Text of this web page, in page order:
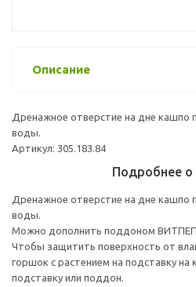
Описание
Дренажное отверстие на дне кашпо
воды.
Артикул: 305.183.84
Подробнее о
Дренажное отверстие на дне кашпо
воды.
Можно дополнить поддоном
Чтобы защитить поверхность от
горшок с растением на подставку на
подставку или поддон.